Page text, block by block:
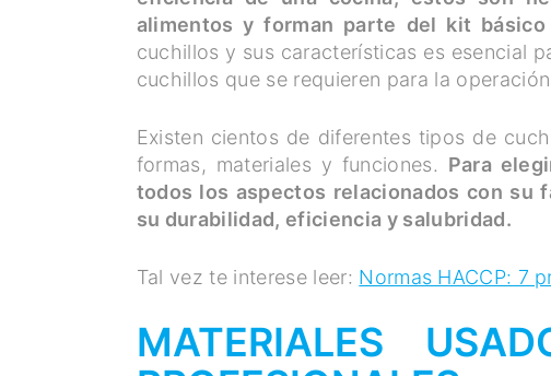
alimentos y forman parte del kit
cuchillos y sus características es esencial
cuchillos que se requieren para la
Existen cientos de diferentes tipos de
formas, materiales y funciones. Para
todos los aspectos relacionados con su
su durabilidad, eficiencia y salubridad.
Tal vez te interese leer: Normas HACCP: 7
MATERIALES